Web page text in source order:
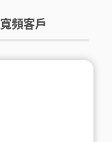
寬頻客戶